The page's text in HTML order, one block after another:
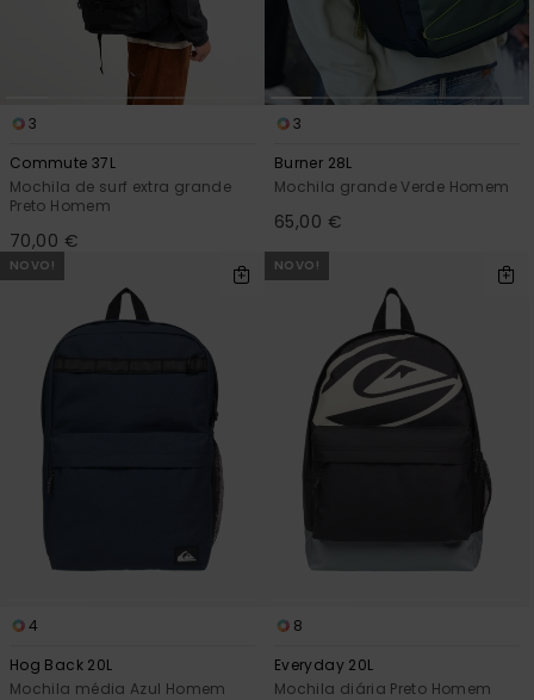
mais
frequentes e o
nosso
contacto.
as FAQ
3
Commute 37L
Mochila de surf extra grande
Preto Homem
70,00 €
3
Burner 28L
Mochila grande Verde Homem
65,00 €
NOVO!
4
Hog Back 20L
Mochila média Azul Homem
NOVO!
8
Everyday 20L
Mochila diária Preto Homem